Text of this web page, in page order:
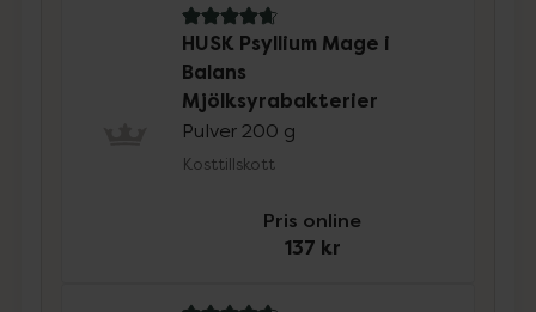
4.7 av 5 i omdöme
HUSK Psyllium Mage i
Balans
Mjölksyrabakterier
Pulver 200 g
Kosttillskott
Pris online
137 kr